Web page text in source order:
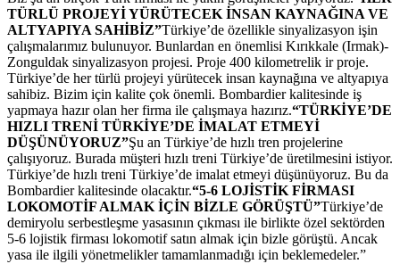
TÜRLÜ PROJEYİ YÜRÜTECEK İNSAN KAYNAĞINA VE
ALTYAPIYA SAHİBİZ”Türkiye’de özellikle sinyalizasyon işin
çalışmalarımız bulunuyor. Bunlardan en önemlisi Kırıkkale (Irmak)-
Zonguldak sinyalizasyon projesi. Proje 400 kilometrelik ir proje.
Türkiye’de her türlü projeyi yürütecek insan kaynağına ve altyapıya
sahibiz. Bizim için kalite çok önemli. Bombardier kalitesinde iş
yapmaya hazır olan her firma ile çalışmaya hazırız.“TÜRKİYE’DE
HIZLI TRENİ TÜRKİYE’DE İMALAT ETMEYİ
DÜŞÜNÜYORUZ”Şu an Türkiye’de hızlı tren projelerine
çalışıyoruz. Burada müşteri hızlı treni Türkiye’de üretilmesini istiyor.
Türkiye’de hızlı treni Türkiye’de imalat etmeyi düşünüyoruz. Bu da
Bombardier kalitesinde olacaktır.“5-6 LOJİSTİK FİRMASI
LOKOMOTİF ALMAK İÇİN BİZLE GÖRÜŞTÜ”Türkiye’de
demiryolu serbestleşme yasasının çıkması ile birlikte özel sektörden
5-6 lojistik firması lokomotif satın almak için bizle görüştü. Ancak
yasa ile ilgili yönetmelikler tamamlanmadığı için beklemedeler.”